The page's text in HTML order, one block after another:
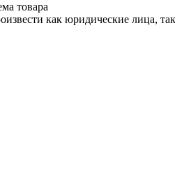
товара
как юридические лица,